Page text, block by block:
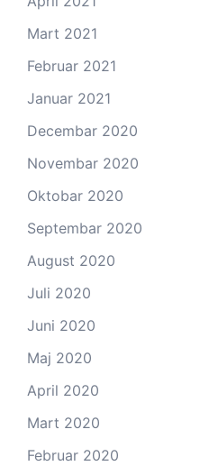
Mart 2021
Februar 2021
Januar 2021
Decembar 2020
Novembar 2020
Oktobar 2020
Septembar 2020
August 2020
Juli 2020
Juni 2020
Maj 2020
April 2020
Mart 2020
Februar 2020